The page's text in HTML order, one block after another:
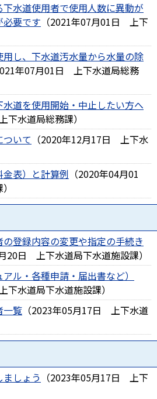
水道使用者で使用人数に異動が
必要です （2021年07月01日
上下
し、下水道汚水量から水量の除
年07月01日
上下水道局総務
道を使用開始・中止したい方へ
下水道局総務課）
いて （2020年12月17日
上下水
表）と計算例 （2020年04月01
）
登録内容の変更や指定の手続き
20日 上下水道局下水道施設課）
ル・各種申請・届出書など）
下水道局下水道施設課）
一覧 （2023年05月17日
上下水道
しょう （2023年05月17日
上下